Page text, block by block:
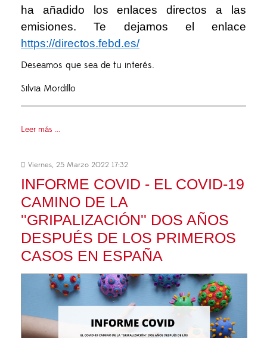
ha añadido los enlaces directos a las
emisiones. Te dejamos el enlace
https://directos.febd.es/
Deseamos que sea de tu interés.
Silvia Mordillo
Leer más ...
Viernes, 25 Marzo 2022 17:32
INFORME COVID - EL COVID-19
CAMINO DE LA
''GRIPALIZACIÓN'' DOS AÑOS
DESPUÉS DE LOS PRIMEROS
CASOS EN ESPAÑA